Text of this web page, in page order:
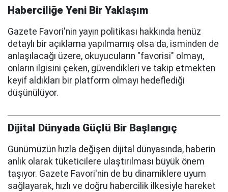
Haberciliğe Yeni Bir Yaklaşım
Gazete Favori'nin yayın politikası hakkında henüz
detaylı bir açıklama yapılmamış olsa da, isminden de
anlaşılacağı üzere, okuyucuların "favorisi" olmayı,
onların ilgisini çeken, güvendikleri ve takip etmekten
keyif aldıkları bir platform olmayı hedeflediği
düşünülüyor.
Dijital Dünyada Güçlü Bir Başlangıç
Günümüzün hızla değişen dijital dünyasında, haberin
anlık olarak tüketicilere ulaştırılması büyük önem
taşıyor. Gazete Favori'nin de bu dinamiklere uyum
sağlayarak, hızlı ve doğru habercilik ilkesiyle hareket